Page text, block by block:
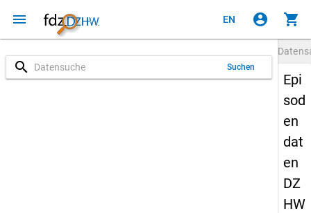
menu EN account_circle shopping_cart
search Suchen
Epi
sod
en
dat
en
DZ
HW